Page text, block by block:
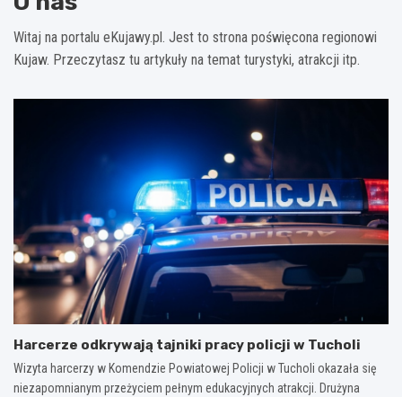
Witaj na portalu eKujawy.pl. Jest to strona poświęcona regionowi
Kujaw. Przeczytasz tu artykuły na temat turystyki, atrakcji itp.
Harcerze odkrywają tajniki pracy policji w Tucholi
Wizyta harcerzy w Komendzie Powiatowej Policji w Tucholi okazała się
niezapomnianym przeżyciem pełnym edukacyjnych atrakcji. Drużyna